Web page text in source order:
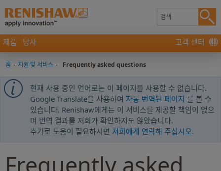
제품 당사 고객 센터
홈 - 지원 및 서비스 - Frequently asked questions
현재 사용 중인 언어로는 이 페이지를 사용할 수 없습니다.
Google Translate을 사용하여 자동 번역된 페이지 를 볼 수
있습니다. Renishaw에게는 이 서비스를 제공할 책임이 없으
며 번역 결과를 저희가 확인하지도 않았습니다.
추가로 도움이 필요하시면 저희에게 연락해 주십시오.
Frequently asked